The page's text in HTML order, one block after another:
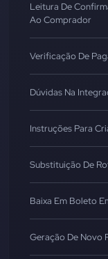
Leitura De
Ao Comprador
Verificação De
Dúvidas Na
Instruções Para
Substituição De
Baixa Em Boleto
Geração De Novo